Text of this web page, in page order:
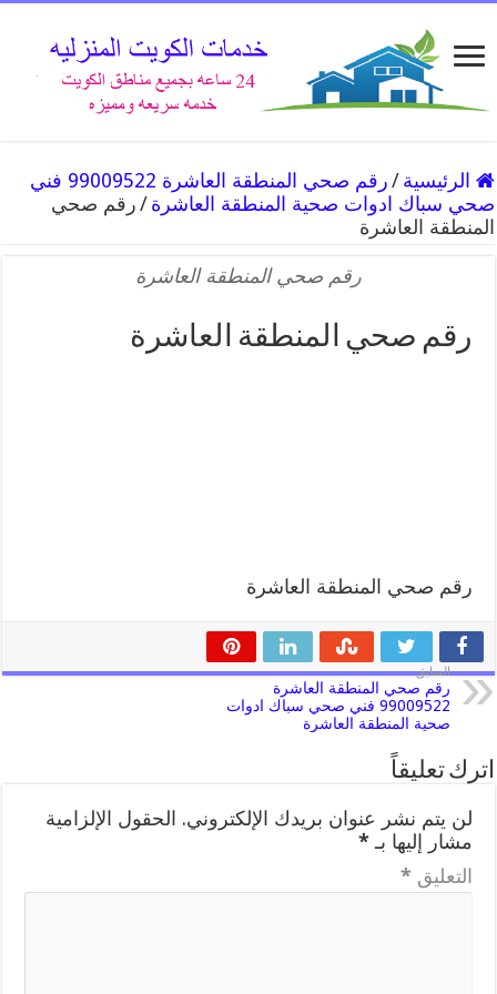
الرئيسية /
رقم صحي المنطقة العاشرة 99009522 فني
صحي سباك ادوات صحية المنطقة العاشرة /رقم صحي
المنطقة العاشرة
رقم صحي المنطقة العاشرة
رقم صحي المنطقة العاشرة
رقم صحي المنطقة العاشرة
السابق
رقم صحي المنطقة العاشرة
99009522 فني صحي سباك ادوات
صحية المنطقة العاشرة
اترك تعليقاً
لن يتم نشر عنوان بريدك الإلكتروني. الحقول الإلزامية
مشار إليها بـ*
التعليق *